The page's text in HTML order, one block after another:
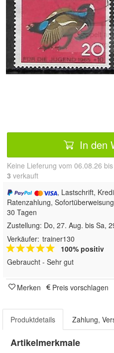
Doppelt
In den
Keine Lieferung vom 06.08.26
3 verkauft
, Lastschrift,
Ratenzahlung,
30 Tagen
Zustellung: Do, 27. Aug. bis Sa,
Verkäufer: trainer130
100% positiv
Gebraucht - Sehr gut
Merken Preis vorschlagen
Produktdetails Zahlung,
Artikelmerkmale